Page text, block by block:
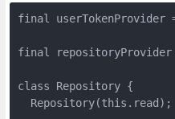
final
final
class Repository {
  Repository(this.read);